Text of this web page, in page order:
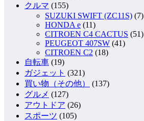
クルマ (155)
SUZUKI SWIFT (ZC11S) (7)
HONDA e (11)
CITROEN C4 CACTUS (51)
PEUGEOT 407SW (41)
CITROEN C2 (18)
自転車 (19)
ガジェット (321)
買い物（その他）
(137)
グルメ (127)
アウトドア (26)
スポーツ (105)